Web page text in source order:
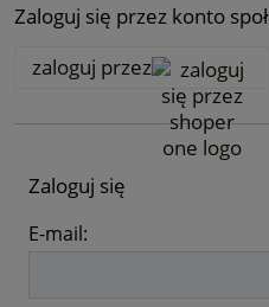
Zaloguj się przez konto
zaloguj przez
Zaloguj się
E-mail: